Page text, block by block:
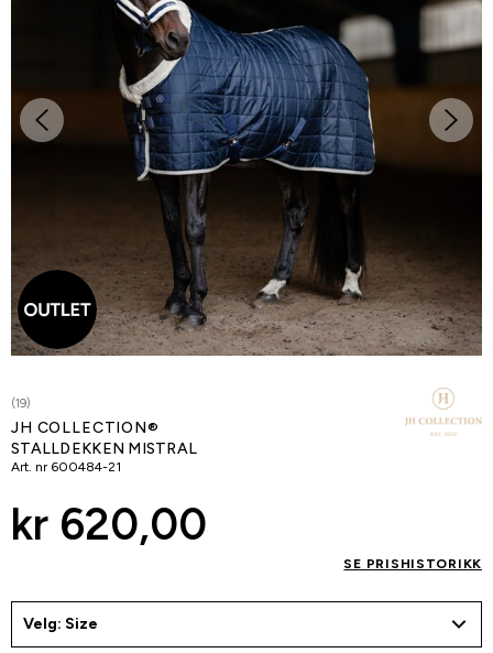
(19)
JH COLLECTION®
STALLDEKKEN MISTRAL
Art. nr 600484-21
kr 620,00
SE PRISHISTORIKK
Velg: Size